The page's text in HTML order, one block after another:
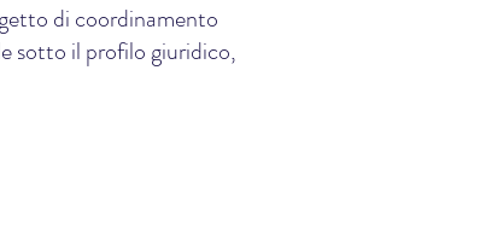
di coordinamento
sotto il profilo giuridico,